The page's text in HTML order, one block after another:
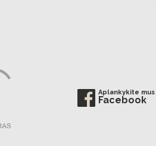
Aplankykite mus
Facebook